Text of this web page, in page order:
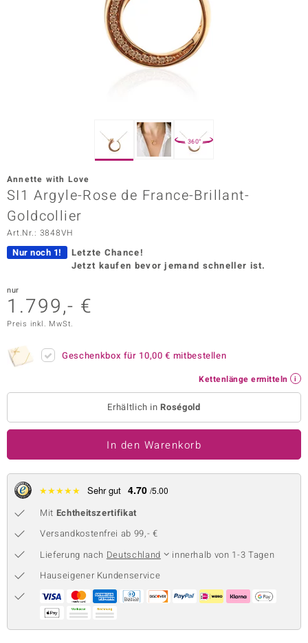
Vogue
360°
Annette with Love
SI1 Argyle-Rose de France-Brillant-
Goldcollier
Art.Nr.: 3848VH
Nur noch 1!
Letzte Chance!
Jetzt kaufen bevor jemand schneller ist.
nur
1.799,- €
Preis inkl. MwSt.
Geschenkbox für 10,00 € mitbestellen
Kettenlänge ermitteln
Erhältlich inRoségold
In den Warenkorb
★★★★★ Sehr gut 4.70 /5.00
Mit Echtheitszertifikat
Versandkostenfrei ab 99,- €
Lieferung nach Deutschland
innerhalb von 1-3 Tagen
Hauseigener Kundenservice